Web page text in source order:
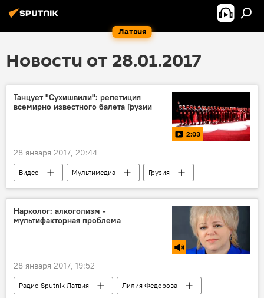
Латвия
Новости от 28.01.2017
Танцует "Сухишвили": репетиция
всемирно известного балета Грузии
2:03
28 января 2017, 20:44
Видео Мультимедиа
Грузия
гастроли
Нарколог: алкоголизм -
мультифакторная проблема
28 января 2017, 19:52
Радио Sputnik Латвия
Лилия Федорова